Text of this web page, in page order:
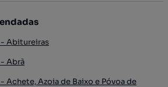
- Abitureiras
Abrã
Achete, Azoia de Baixo e Póvoa de